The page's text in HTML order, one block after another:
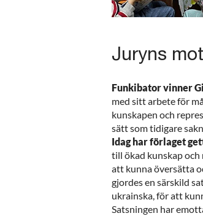
Juryns
Funkibator vinner
med sitt arbete för
kunskapen och
sätt som tidigare
Idag har förlaget
till ökad kunskap
att kunna översätta
gjordes en särskild
ukrainska, för att
Satsningen har